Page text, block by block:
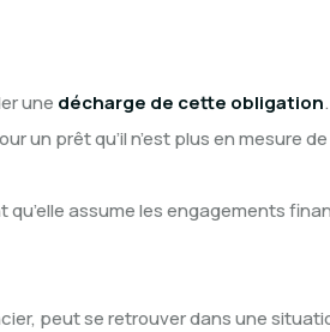
une décharge de cette obligation
un prêt qu’il n’est plus en mesure
assume les engagements
peut se retrouver dans une